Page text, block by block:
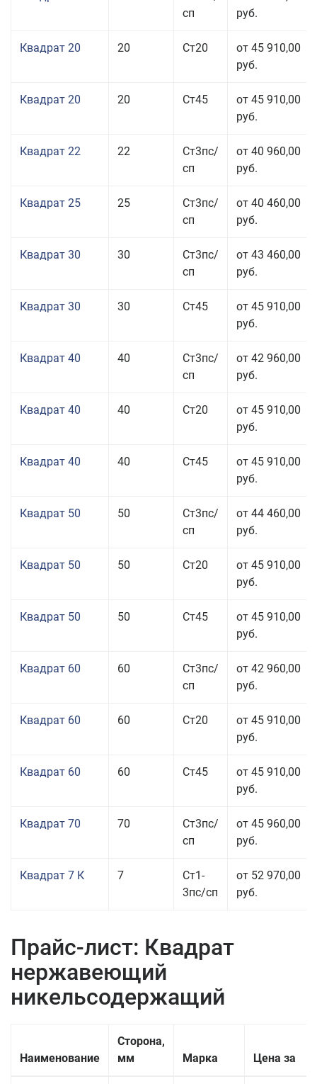
сп
руб.
Квадрат 20 20 Ст20
от 45 910,00
руб.
Квадрат 20 20 Ст45
от 45 910,00
руб.
Квадрат 22 22
Ст3пс/
сп
от 40 960,00
руб.
Квадрат 25 25
Ст3пс/
сп
от 40 460,00
руб.
Квадрат 30 30
Ст3пс/
сп
от 43 460,00
руб.
Квадрат 30 30 Ст45
от 45 910,00
руб.
Квадрат 40 40
Ст3пс/
сп
от 42 960,00
руб.
Квадрат 40 40 Ст20
от 45 910,00
руб.
Квадрат 40 40 Ст45
от 45 910,00
руб.
Квадрат 50 50
Ст3пс/
сп
от 44 460,00
руб.
Квадрат 50 50 Ст20
от 45 910,00
руб.
Квадрат 50 50 Ст45
от 45 910,00
руб.
Квадрат 60 60
Ст3пс/
сп
от 42 960,00
руб.
Квадрат 60 60 Ст20
от 45 910,00
руб.
Квадрат 60 60 Ст45
от 45 910,00
руб.
Квадрат 70 70
Ст3пс/
сп
от 45 960,00
руб.
Квадрат 7 К 7
Ст1-
3пс/сп
от 52 970,00
руб.
Прайс-лист: Квадрат
нержавеющий
никельсодержащий
Наименование
Сторона,
мм
Марка Цена за